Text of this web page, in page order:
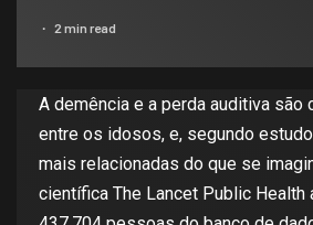
2 min read
A demência e a perda auditiva são
entre os idosos, e, segundo
mais relacionadas do que se
científica The Lancet Public Health